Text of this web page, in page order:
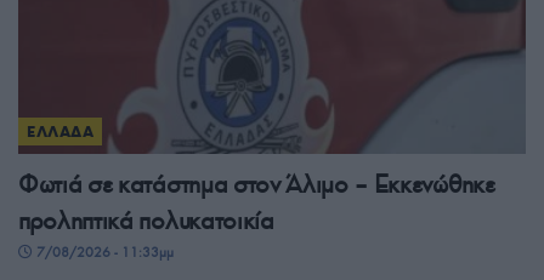
ΕΛΛΑΔΑ
Φωτιά σε κατάστημα στον Άλιμο – Εκκενώθηκε
προληπτικά πολυκατοικία
7/08/2026 - 11:33μμ